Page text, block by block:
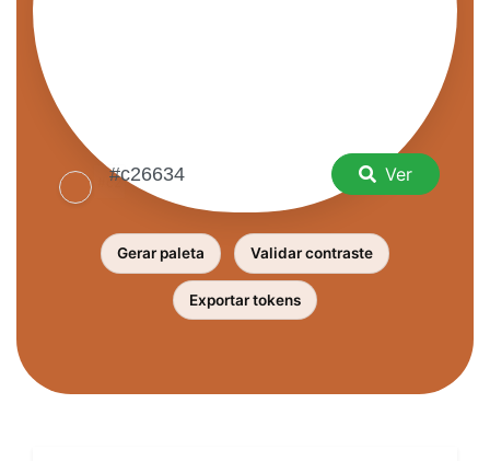
Ver
Gerar paleta Validar contraste
Exportar tokens